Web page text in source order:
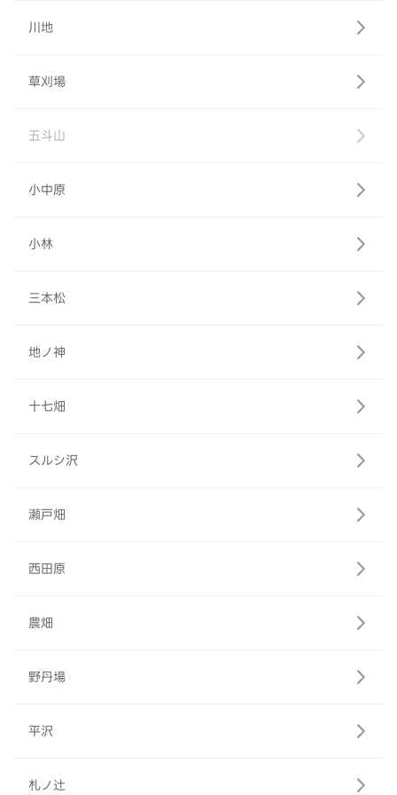
川地
草刈場
五斗山
小中原
小林
三本松
地ノ神
十七畑
スルシ沢
瀬戸畑
西田原
農畑
野丹場
平沢
札ノ辻